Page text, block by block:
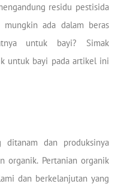
residu pestisida
ada dalam beras
untuk bayi? Simak
untuk bayi pada artikel ini
ditanam dan produksinya
organik. Pertanian organik
dan berkelanjutan yang